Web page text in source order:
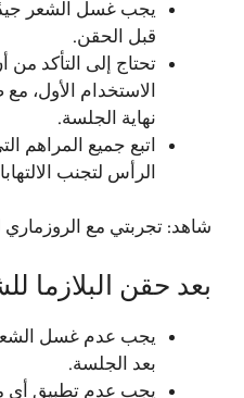
يجب غسل الشعر
قبل الحقن.
تحتاج إلى التأكد من
الاستخدام الأول،
نهاية الجلسة.
اتبع جميع المراهم
الرأس لتجنب
شاهد: تجربتي مع الروزماري
بعد حقن البلازما
بعد الجلسة.
يجب عدم تطبيق أي